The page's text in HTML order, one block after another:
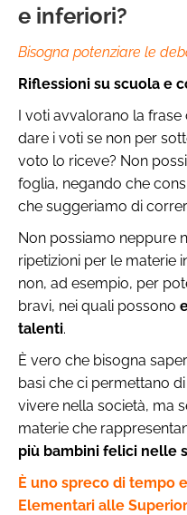
e inferiori?
Bisogna potenziare le
Riflessioni su scuola e
I voti avvalorano la frase
dare i voti se non per
voto lo riceve? Non
foglia, negando che
che suggeriamo di
Non possiamo neppure
ripetizioni per le materie
non, ad esempio, per
bravi, nei quali possono
talenti.
È vero che bisogna
basi che ci permettano
vivere nella società, ma
materie che
più bambini felici nelle
È uno spreco di tempo
Elementari alle